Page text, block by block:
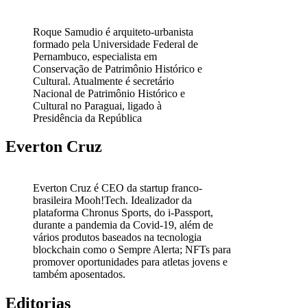
Roque Samudio é arquiteto-urbanista
formado pela Universidade Federal de
Pernambuco, especialista em
Conservação de Patrimônio Histórico e
Cultural. Atualmente é secretário
Nacional de Patrimônio Histórico e
Cultural no Paraguai, ligado à
Presidência da República
Everton Cruz
Everton Cruz é CEO da startup franco-
brasileira Mooh!Tech. Idealizador da
plataforma Chronus Sports, do i-Passport,
durante a pandemia da Covid-19, além de
vários produtos baseados na tecnologia
blockchain como o Sempre Alerta; NFTs para
promover oportunidades para atletas jovens e
também aposentados.
Editorias